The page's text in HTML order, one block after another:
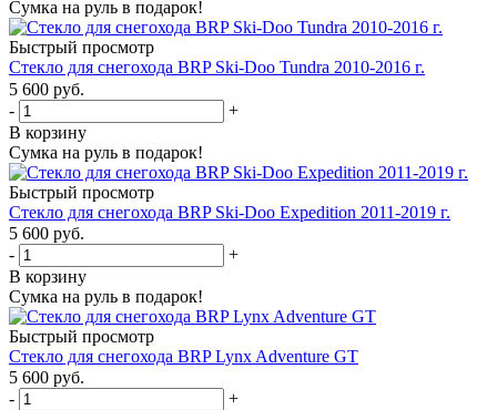
Сумка на руль в подарок!
Быстрый просмотр
Стекло для снегохода BRP Ski-Doo Tundra 2010-2016 г.
5 600 руб.
-
+
В корзину
Сумка на руль в подарок!
Быстрый просмотр
Стекло для снегохода BRP Ski-Doo Expedition 2011-2019 г.
5 600 руб.
-
+
В корзину
Сумка на руль в подарок!
Быстрый просмотр
Стекло для снегохода BRP Lynx Adventure GT
5 600 руб.
-
+